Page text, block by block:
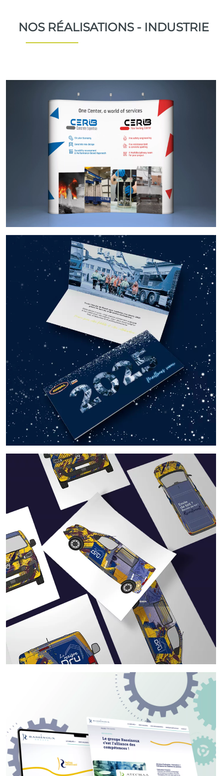
NOS RÉALISATIONS - INDUSTRIE